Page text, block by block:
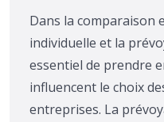
Dans la comparaison
individuelle et la
essentiel de prendre
influencent le choix
entreprises. La